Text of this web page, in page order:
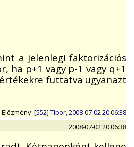
a jelenlegi faktorizációs
ha p+1 vagy p-1 vagy q+1
futtatva ugyanazt
Előzmény: [552] Tibor, 2008-07-02 20:06:38
2008-07-02 20:06:38